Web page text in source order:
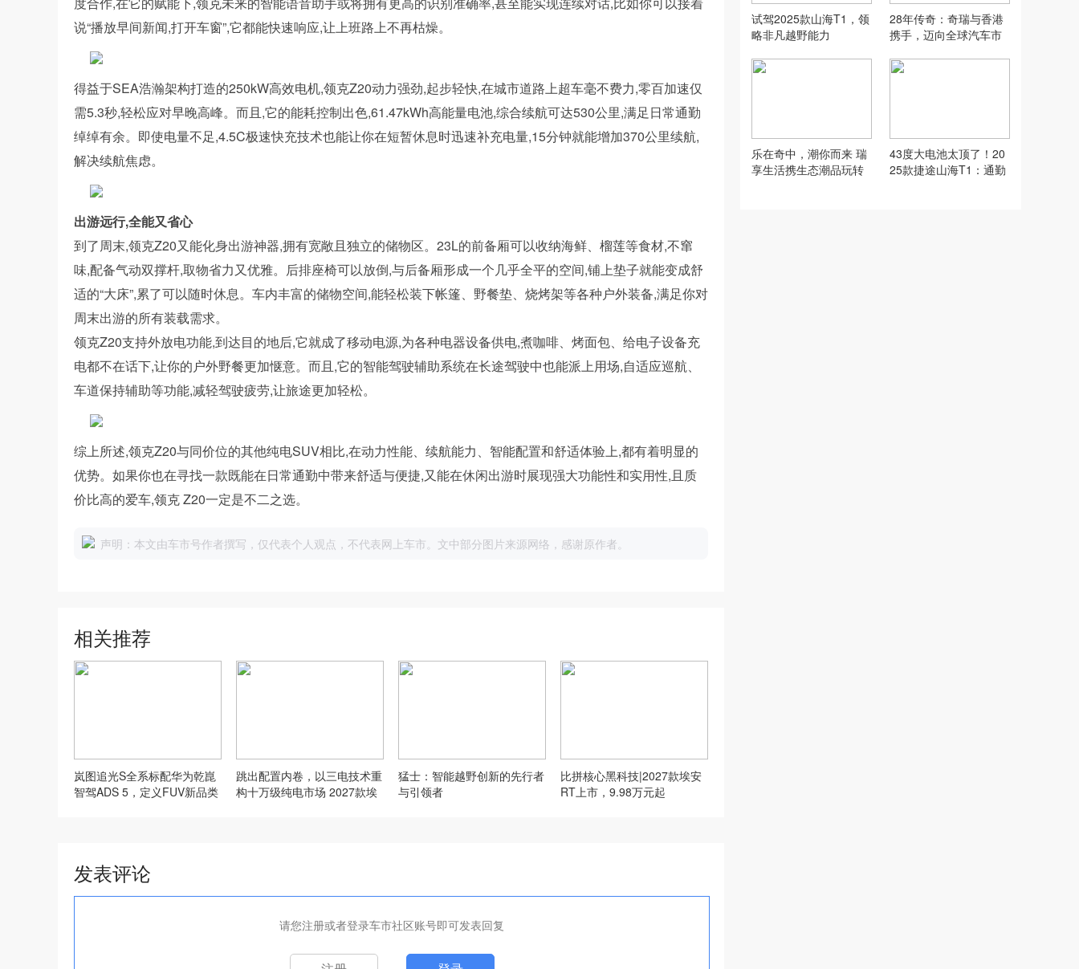
说“播放早间新闻,打开车窗”,它都能快速响应,让上班路上不再枯燥。
得益于SEA浩瀚架构打造的250kW高效电机,领克Z20动力强劲,起步轻快,在城市道路上超车毫不费力,零百加速仅
需5.3秒,轻松应对早晚高峰。而且,它的能耗控制出色,61.47kWh高能量电池,综合续航可达530公里,满足日常通勤
绰绰有余。即使电量不足,4.5C极速快充技术也能让你在短暂休息时迅速补充电量,15分钟就能增加370公里续航,
解决续航焦虑。
出游远行,全能又省心
到了周末,领克Z20又能化身出游神器,拥有宽敞且独立的储物区。23L的前备厢可以收纳海鲜、榴莲等食材,不窜
味,配备气动双撑杆,取物省力又优雅。后排座椅可以放倒,与后备厢形成一个几乎全平的空间,铺上垫子就能变成舒
适的“大床”,累了可以随时休息。车内丰富的储物空间,能轻松装下帐篷、野餐垫、烧烤架等各种户外装备,满足你对
周末出游的所有装载需求。
领克Z20支持外放电功能,到达目的地后,它就成了移动电源,为各种电器设备供电,煮咖啡、烤面包、给电子设备充
电都不在话下,让你的户外野餐更加惬意。而且,它的智能驾驶辅助系统在长途驾驶中也能派上用场,自适应巡航、
车道保持辅助等功能,减轻驾驶疲劳,让旅途更加轻松。
综上所述,领克Z20与同价位的其他纯电SUV相比,在动力性能、续航能力、智能配置和舒适体验上,都有着明显的
优势。如果你也在寻找一款既能在日常通勤中带来舒适与便捷,又能在休闲出游时展现强大功能性和实用性,且质
价比高的爱车,领克 Z20一定是不二之选。
声明：本文由车市号作者撰写，仅代表个人观点，不代表网上车市。文中部分图片来源网络，感谢原作者。
相关推荐
岚图追光S全系标配华为乾崑
智驾ADS 5，定义FUV新品类
跳出配置内卷，以三电技术重
构十万级纯电市场 2027款埃
猛士：智能越野创新的先行者
与引领者
比拼核心黑科技|2027款埃安
RT上市，9.98万元起
发表评论
请您注册或者登录车市社区账号即可发表回复
试驾2025款山海T1，领
略非凡越野能力
28年传奇：奇瑞与香港
携手，迈向全球汽车市
乐在奇中，潮你而来 瑞
享生活携生态潮品玩转
43度大电池太顶了！20
25款捷途山海T1：通勤